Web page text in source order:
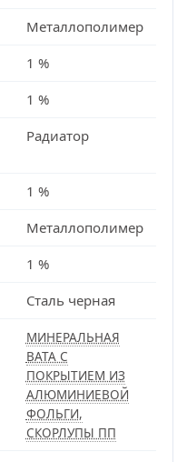
Металлополимер
1 %
1 %
Радиатор
1 %
Металлополимер
1 %
Сталь черная
МИНЕРАЛЬНАЯ
ВАТА С
ПОКРЫТИЕМ ИЗ
АЛЮМИНИЕВОЙ
ФОЛЬГИ,
СКОРЛУПЫ ПП